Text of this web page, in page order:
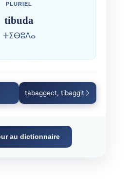
PLURIEL
tibuda
ⵜⵉⴱⵓⴷⴰ
tabaggect, tibaggit
au dictionnaire